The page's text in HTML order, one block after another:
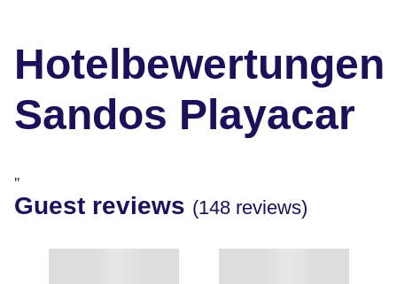
Hotelbewertungen
Sandos Playacar
"
Guest reviews (148 reviews)